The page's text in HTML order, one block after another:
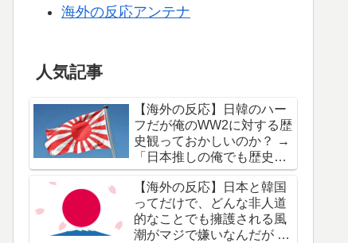
海外の反応アンテナ
人気記事
【海外の反応】日韓のハー
フだが俺のWW2に対する歴
史観っておかしいのか？ →
「日本推しの俺でも歴史改
変は引くわ」「洗脳と不十
分な教育の賜物だな」
【海外の反応】日本と韓国
ってだけで、どんな非人道
的なことでも擁護される風
潮がマジで嫌いなんだが →